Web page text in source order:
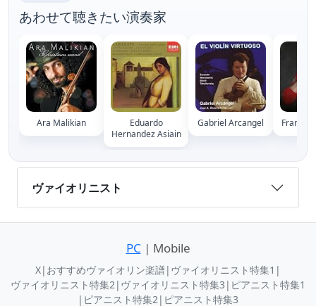
あわせて聴きたい演奏家
Ara Malikian
Eduardo
Hernandez Asiain
Gabriel Arcangel
ヴァイオリニスト
PC | Mobile
X| おすすめヴァイオリン楽譜| ヴァイオリニスト特集1 |
ヴァイオリニスト特集2| ヴァイオリニスト特集3 | ピアニスト特集1
| ピアニスト特集2| ピアニスト特集3